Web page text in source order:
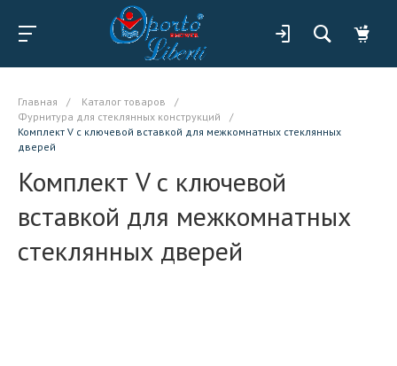
Главная / Каталог товаров
/
Фурнитура для стеклянных конструкций
/
Комплект V с ключевой вставкой для межкомнатных стеклянных
дверей
Комплект V с ключевой
вставкой для межкомнатных
стеклянных дверей